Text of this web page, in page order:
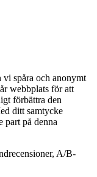
vi spåra och anonymt
webbplats för att
förbättra den
ditt samtycke
part på denna
A/B-